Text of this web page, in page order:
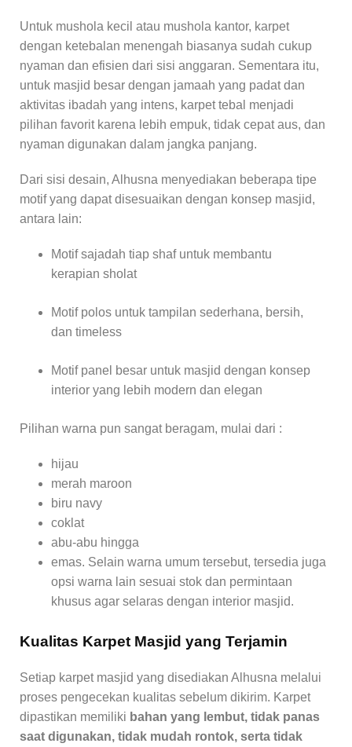
Untuk mushola kecil atau mushola kantor, karpet
dengan ketebalan menengah biasanya sudah cukup
nyaman dan efisien dari sisi anggaran. Sementara itu,
untuk masjid besar dengan jamaah yang padat dan
aktivitas ibadah yang intens, karpet tebal menjadi
pilihan favorit karena lebih empuk, tidak cepat aus, dan
nyaman digunakan dalam jangka panjang.
Dari sisi desain, Alhusna menyediakan beberapa tipe
motif yang dapat disesuaikan dengan konsep masjid,
antara lain:
Motif sajadah tiap shaf untuk membantu
kerapian sholat
Motif polos untuk tampilan sederhana, bersih,
dan timeless
Motif panel besar untuk masjid dengan konsep
interior yang lebih modern dan elegan
Pilihan warna pun sangat beragam, mulai dari :
hijau
merah maroon
biru navy
coklat
abu-abu hingga
emas. Selain warna umum tersebut, tersedia juga
opsi warna lain sesuai stok dan permintaan
khusus agar selaras dengan interior masjid.
Kualitas Karpet Masjid yang Terjamin
Setiap karpet masjid yang disediakan Alhusna melalui
proses pengecekan kualitas sebelum dikirim. Karpet
dipastikan memiliki bahan yang lembut, tidak panas
saat digunakan, tidak mudah rontok, serta tidak